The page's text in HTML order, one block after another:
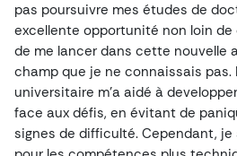
pas poursuivre mes études de
excellente opportunité non loin de
de me lancer dans cette nouvelle
champ que je ne connaissais pas.
universitaire m’a aidé à
face aux défis, en évitant de
signes de difficulté. Cependant,